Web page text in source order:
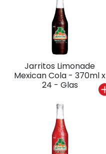
Jarritos Limonade
Mexican Cola - 370ml x
24 - Glas